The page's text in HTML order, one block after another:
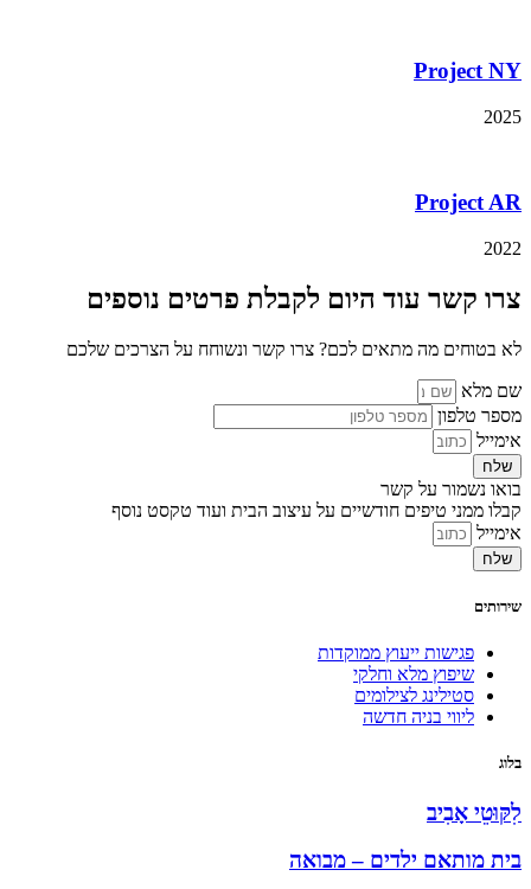
Project NY
2025
Project AR
2022
צרו קשר עוד היום לקבלת פרטים נוספים
לא בטוחים מה מתאים לכם? צרו קשר ונשוחח על הצרכים שלכם
שם מלא
מספר טלפון
אימייל
שלח
בואו נשמור על קשר
קבלו ממני טיפים חודשיים על עיצוב הבית ועוד טקסט נוסף
אימייל
שלח
שירותים
פגישות ייעוץ ממוקדות
שיפוץ מלא וחלקי
סטילינג לצילומים
ליווי בניה חדשה
בלוג
לִקּוּטֵי אָבִיב
בית מותאם ילדים – מבואה